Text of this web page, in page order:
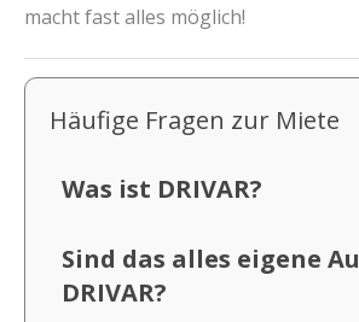
macht fast alles möglich!
Häufige Fragen zur Miete
Was ist DRIVAR?
Sind das alles eigene
DRIVAR?